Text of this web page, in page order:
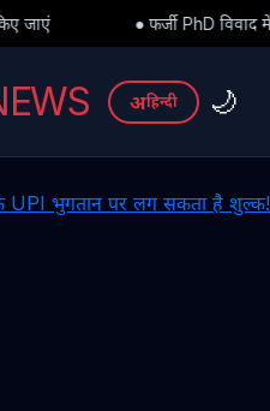
विवाद में बड़ा मोड़: हाईकोर्ट से अंतरिम
अहिन्दी 🌙